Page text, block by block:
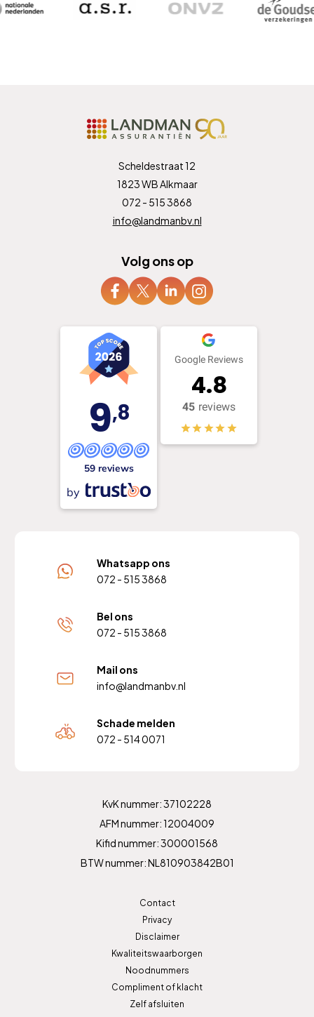
Scheldestraat 12
1823 WB Alkmaar
072 - 515 3868
info@landmanbv.nl
Volg ons op
9,8
59 reviews
by
Google Reviews
4.8
45 reviews
Whatsapp ons
072 - 515 3868
Bel ons
072 - 515 3868
Mail ons
info@landmanbv.nl
Schade melden
072 - 514 0071
KvK nummer: 37102228
AFM nummer: 12004009
Kifid nummer: 300001568
BTW nummer: NL810903842B01
Contact
Privacy
Disclaimer
Kwaliteitswaarborgen
Noodnummers
Compliment of klacht
Zelf afsluiten